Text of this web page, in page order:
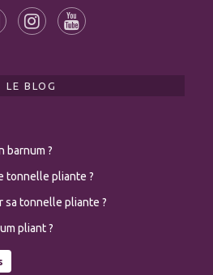
LE BLOG
barnum ?
tonnelle pliante ?
sa tonnelle pliante ?
pliant ?